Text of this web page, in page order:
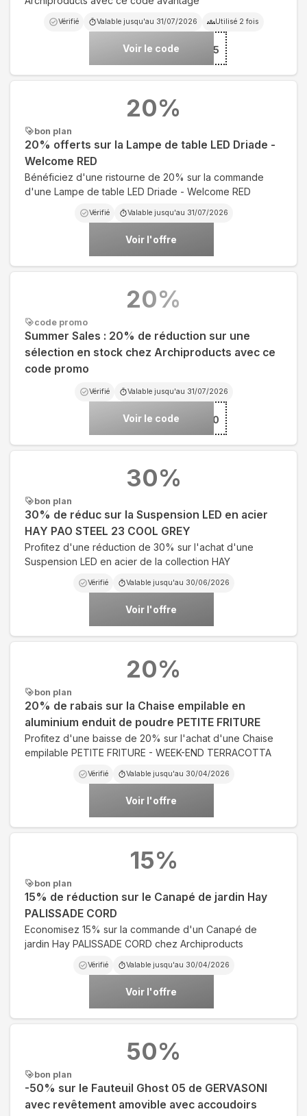
Vérifié Valable jusqu'au 31/07/2026 Utilisé 2 fois
Voir le code***COME15
bon plan
20% offerts sur la Lampe de table LED Driade -
Welcome RED
Bénéficiez d'une ristourne de 20% sur la commande
d'une Lampe de table LED Driade - Welcome RED
Vérifié Valable jusqu'au 31/07/2026
Voir l'offre
20%
code promo
Summer Sales : 20% de réduction sur une
sélection en stock chez Archiproducts avec ce
code promo
Vérifié Valable jusqu'au 31/07/2026
Voir le code***MER20
20%
bon plan
30% de réduc sur la Suspension LED en acier
HAY PAO STEEL 23 COOL GREY
Profitez d'une réduction de 30% sur l'achat d'une
Suspension LED en acier de la collection HAY
Vérifié Valable jusqu'au 30/06/2026
Voir l'offre
30%
bon plan
20% de rabais sur la Chaise empilable en
aluminium enduit de poudre PETITE FRITURE
Profitez d'une baisse de 20% sur l'achat d'une Chaise
empilable PETITE FRITURE - WEEK-END TERRACOTTA
Vérifié Valable jusqu'au 30/04/2026
Voir l'offre
20%
bon plan
15% de réduction sur le Canapé de jardin Hay
PALISSADE CORD
Economisez 15% sur la commande d'un Canapé de
jardin Hay PALISSADE CORD chez Archiproducts
Vérifié Valable jusqu'au 30/04/2026
Voir l'offre
15%
bon plan
-50% sur le Fauteuil Ghost 05 de GERVASONI
avec revêtement amovible avec accoudoirs
50%